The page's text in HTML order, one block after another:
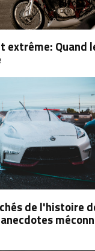
extrême: Quand
de l'histoire